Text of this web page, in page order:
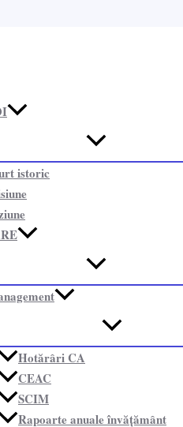
istoric
Hotărâri CA
CEAC
SCIM
Rapoarte anuale învățământ